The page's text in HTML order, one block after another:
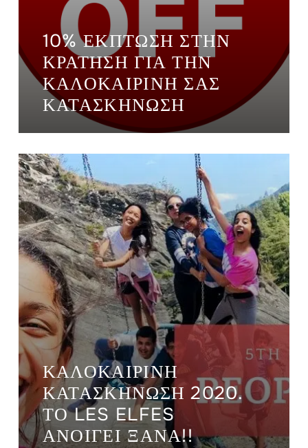
10% ΈΚΠΤΩΣΗ ΣΤΗΝ
ΚΡΆΤΗΣΗ ΓΙΑ ΤΗΝ
ΚΑΛΟΚΑΙΡΙΝΉ ΣΑΣ
ΚΑΤΑΣΚΉΝΩΣΗ
ΚΑΛΟΚΑΙΡΙΝΉ
ΚΑΤΑΣΚΉΝΩΣΗ 2020.
ΤΟ LES ELFES
ΑΝΟΊΓΕΙ ΞΑΝΆ!!